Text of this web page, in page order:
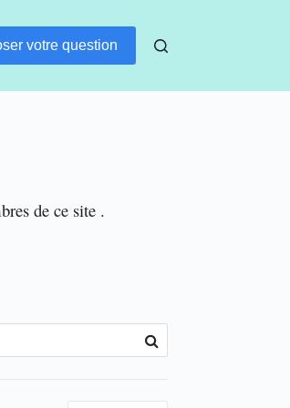
votre question
de ce site .